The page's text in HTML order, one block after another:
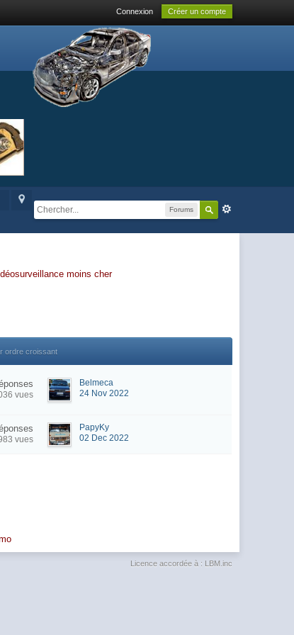
Connexion Créer un compte
Forums
moins cher
ordre croissant
vues
Belmeca
24 Nov 2022
vues
PapyKy
02 Dec 2022
Licence accordée à : LBM.inc